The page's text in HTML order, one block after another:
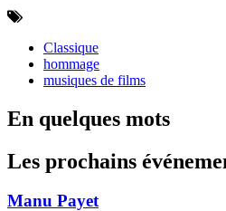
Classique
hommage
musiques de films
En quelques mots
Les prochains
Manu Payet